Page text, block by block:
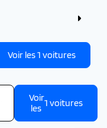
Voir les1 voitures
Voir
les 1 voitures